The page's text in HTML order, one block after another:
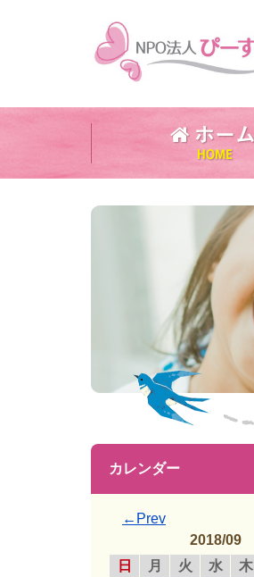
カレンダー
←Prev
2018/09
日
月 火 水 木